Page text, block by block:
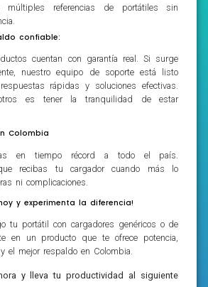
múltiples referencias de portátiles sin
confiable:
cuentan con garantía real. Si surge
nuestro equipo de soporte está listo
rápidas y soluciones efectivas.
es tener la tranquilidad de estar
Colombia
en tiempo récord a todo el país.
recibas tu cargador cuando más lo
ni complicaciones.
y experimenta la diferencia!
tu portátil con cargadores genéricos o de
en un producto que te ofrece potencia,
el mejor respaldo en Colombia.
y lleva tu productividad al siguiente